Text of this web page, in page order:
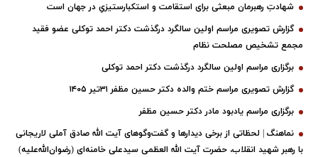
شهادتِ رهبرمان مبعثی برای استقامت و استکبارستیزیِ در جهان است
گزارش تصویری مراسم اولین سالگرد درگذشت دکتر احمد توکلی عضو فقید
مجمع تشخیص مصلحت نظام
برگزاری مراسم اولین سالگرد درگذشت دکتر احمد توکلی
گزارش تصویری مراسم ختم والده دکتر حسین مظفر ۳۱تیر ۱۴۰۵
برگزاری مراسم یادبود مادر دکتر حسین مظفر
نماهنگ | لحظاتی از برخی دیدارها و گفت‌وگوهای آیت ‌الله صادق آملی لاریجانی
با رهبر شهید انقلاب، حضرت آیت‌ الله العظمی سیدعلی خامنه‌ای (رضوان‌الله‌علیه)